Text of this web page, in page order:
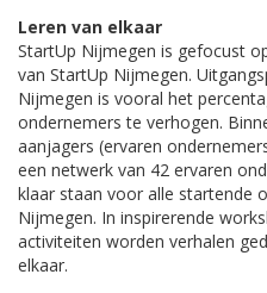
Leren van elkaar
StartUp Nijmegen is gefocust
van StartUp Nijmegen.
Nijmegen is vooral het
ondernemers te verhogen.
aanjagers (ervaren
een netwerk van 42 ervaren
klaar staan voor alle startende
Nijmegen. In inspirerende
activiteiten worden verhalen
elkaar.